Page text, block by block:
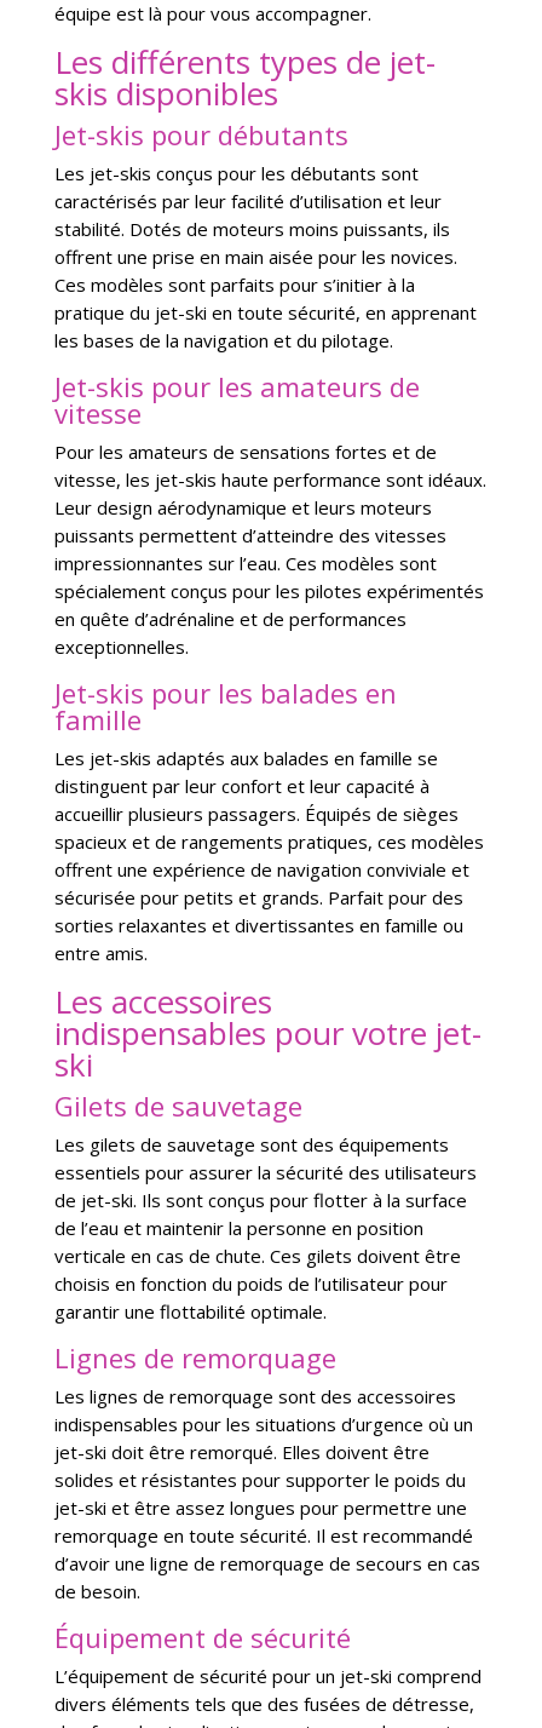
équipe est là pour vous accompagner.
Les différents types de jet-
skis disponibles
Jet-skis pour débutants
Les jet-skis conçus pour les débutants sont
caractérisés par leur facilité d’utilisation et leur
stabilité. Dotés de moteurs moins puissants, ils
offrent une prise en main aisée pour les novices.
Ces modèles sont parfaits pour s’initier à la
pratique du jet-ski en toute sécurité, en apprenant
les bases de la navigation et du pilotage.
Jet-skis pour les amateurs de
vitesse
Pour les amateurs de sensations fortes et de
vitesse, les jet-skis haute performance sont idéaux.
Leur design aérodynamique et leurs moteurs
puissants permettent d’atteindre des vitesses
impressionnantes sur l’eau. Ces modèles sont
spécialement conçus pour les pilotes expérimentés
en quête d’adrénaline et de performances
exceptionnelles.
Jet-skis pour les balades en
famille
Les jet-skis adaptés aux balades en famille se
distinguent par leur confort et leur capacité à
accueillir plusieurs passagers. Équipés de sièges
spacieux et de rangements pratiques, ces modèles
offrent une expérience de navigation conviviale et
sécurisée pour petits et grands. Parfait pour des
sorties relaxantes et divertissantes en famille ou
entre amis.
Les accessoires
indispensables pour votre jet-
ski
Gilets de sauvetage
Les gilets de sauvetage sont des équipements
essentiels pour assurer la sécurité des utilisateurs
de jet-ski. Ils sont conçus pour flotter à la surface
de l’eau et maintenir la personne en position
verticale en cas de chute. Ces gilets doivent être
choisis en fonction du poids de l’utilisateur pour
garantir une flottabilité optimale.
Lignes de remorquage
Les lignes de remorquage sont des accessoires
indispensables pour les situations d’urgence où un
jet-ski doit être remorqué. Elles doivent être
solides et résistantes pour supporter le poids du
jet-ski et être assez longues pour permettre une
remorquage en toute sécurité. Il est recommandé
d’avoir une ligne de remorquage de secours en cas
de besoin.
Équipement de sécurité
L’équipement de sécurité pour un jet-ski comprend
divers éléments tels que des fusées de détresse,